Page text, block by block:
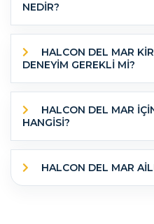
NEDİR?
DENEYİM GEREKLİ Mİ?
HANGISI?
HALCON DEL MAR